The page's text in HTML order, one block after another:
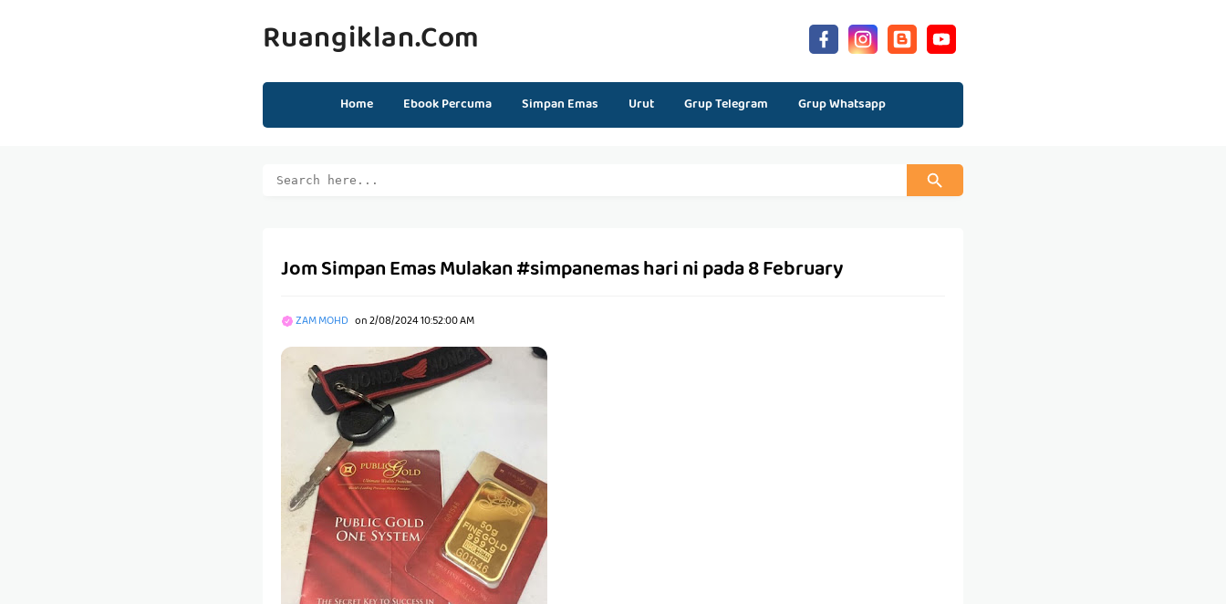
Ruangiklan.com
Home Ebook Percuma Simpan Emas Urut Grup Telegram Grup Whatsapp
Jom Simpan Emas Mulakan #simpanemas hari ni pada 8 February
ZAM MOHD on2/08/2024 10:52:00 AM